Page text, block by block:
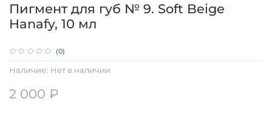
(0)
Наличие: Нет в наличии
Пигмент для губ № 9. Soft Beige
Hanafy, 10 мл
2 000 ₽